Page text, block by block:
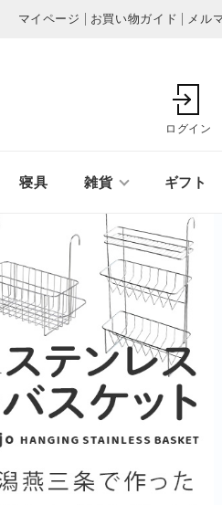
マイページ お買い物ガイド メル
ログイン
寝具 雑貨 ギフト